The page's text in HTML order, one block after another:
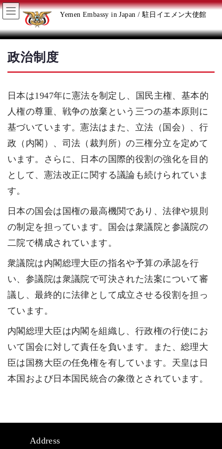
コ
ン
テ
ツ
へ
ス
キ
ッ
プ
ナ
ビ
ゲ
シ
ョ
ン
に
移
動
Yemen Embassy in Japan / 駐日イエメン大使館
政治制度
日本は1947年に憲法を制定し、国民主権、基本的
人権の尊重、戦争の放棄という三つの基本原則に
基づいています。憲法はまた、立法（国会）、行
政（内閣）、司法（裁判所）の三権分立を定めて
います。さらに、日本の国際的役割の強化を目的
として、憲法改正に関する議論も続けられていま
す。
日本の国会は国権の最高機関であり、法律や規則
の制定を担っています。国会は衆議院と参議院の
二院で構成されています。
衆議院は内閣総理大臣の指名や予算の承認を行
い、参議院は衆議院で可決された法案について審
議し、最終的に法律として成立させる役割を担っ
ています。
内閣総理大臣は内閣を組織し、行政権の行使にお
いて国会に対して責任を負います。また、総理大
臣は国務大臣の任免権を有しています。天皇は日
本国および日本国民統合の象徴とされています。
Address